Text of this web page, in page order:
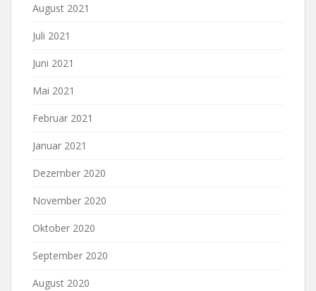
August 2021
Juli 2021
Juni 2021
Mai 2021
Februar 2021
Januar 2021
Dezember 2020
November 2020
Oktober 2020
September 2020
August 2020